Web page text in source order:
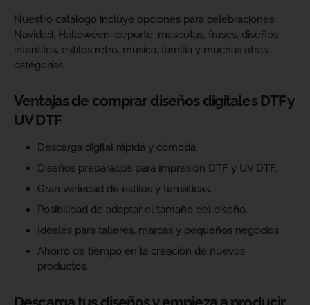
Nuestro catálogo incluye opciones para celebraciones,
Navidad, Halloween, deporte, mascotas, frases, diseños
infantiles, estilos retro, música, familia y muchas otras
categorías.
Ventajas de comprar diseños digitales DTF y
UV DTF
Descarga digital rápida y cómoda.
Diseños preparados para impresión DTF y UV DTF.
Gran variedad de estilos y temáticas.
Posibilidad de adaptar el tamaño del diseño.
Ideales para talleres, marcas y pequeños negocios.
Ahorro de tiempo en la creación de nuevos
productos.